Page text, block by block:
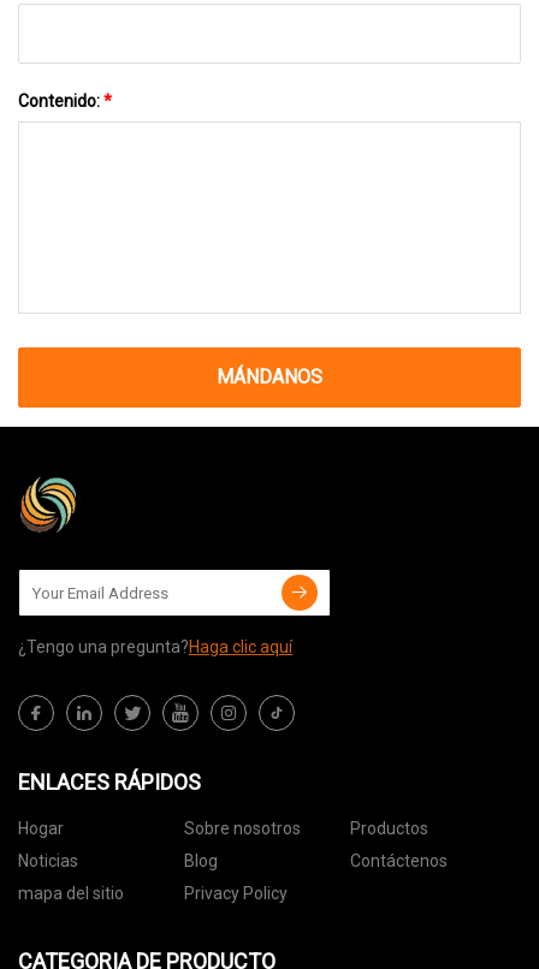
Contenido:*
MÁNDANOS
¿Tengo una pregunta?Haga clic aquí
ENLACES RÁPIDOS
Hogar Sobre nosotros
Productos
Noticias
Blog
Contáctenos
mapa del sitio
Privacy Policy
CATEGORIA DE PRODUCTO